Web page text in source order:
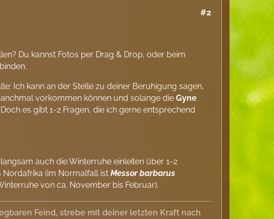
#2
Du kannst Fotos per Drag & Drop, oder beim
Ich kann an der Stelle zu deiner Beruhigung sagen,
vorkommen können und solange dieGyne
es gibt 1-2 Fragen, die ich gerne entsprechend
auch die Winterruhe einleiten über 1-2
Nordafrika (im Normalfall istMessor barbarus
von ca. November bis Februar).
Feind, strebe mit deiner letzten Kraft nach